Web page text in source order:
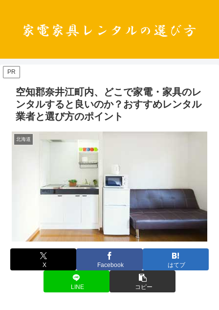
PR
空知郡奈井江町内、どこで家電・家具のレ
ンタルすると良いのか？おすすめレンタル
業者と選び方のポイント
北海道
X Facebook はてブ
LINE コピー